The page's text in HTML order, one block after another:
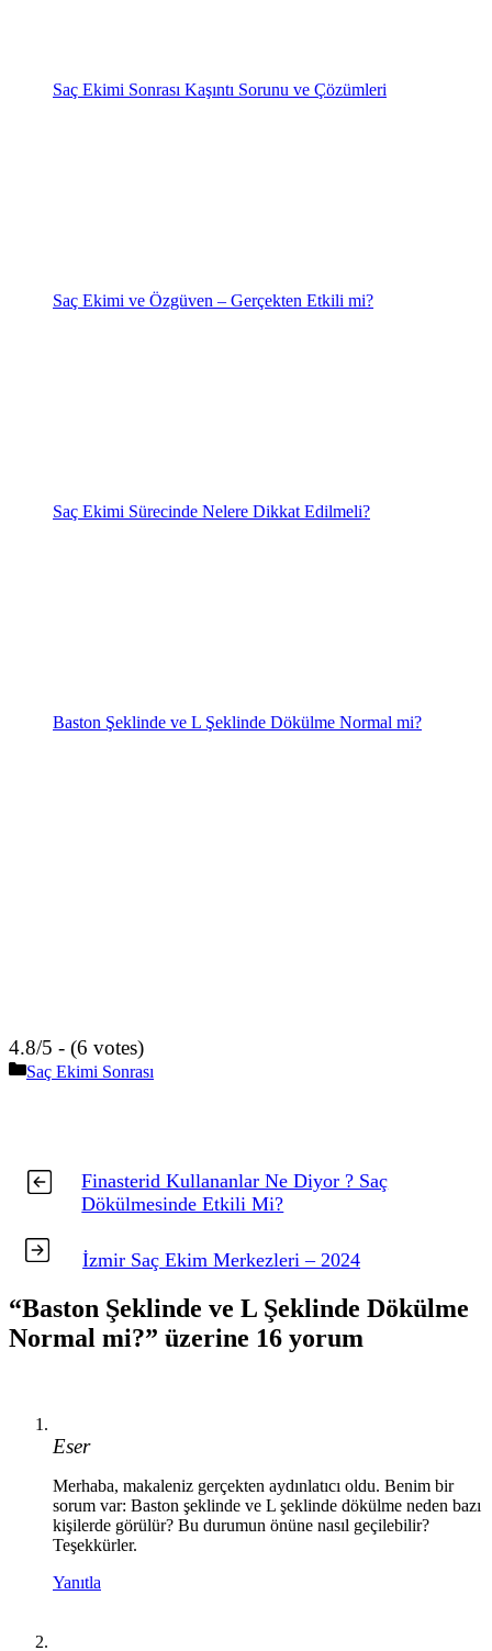
Saç Ekimi Sonrası Kaşıntı Sorunu ve Çözümleri
Saç Ekimi ve Özgüven – Gerçekten Etkili mi?
Saç Ekimi Sürecinde Nelere Dikkat Edilmeli?
Baston Şeklinde ve L Şeklinde Dökülme Normal mi?
4.8/5 - (6 votes)
Kategoriler
Saç Ekimi Sonrası
Finasterid Kullananlar Ne Diyor ? Saç
Dökülmesinde Etkili Mi?
İzmir Saç Ekim Merkezleri – 2024
“Baston Şeklinde ve L Şeklinde Dökülme
Normal mi?” üzerine 16 yorum
Eser
Merhaba, makaleniz gerçekten aydınlatıcı oldu. Benim bir
sorum var: Baston şeklinde ve L şeklinde dökülme neden bazı
kişilerde görülür? Bu durumun önüne nasıl geçilebilir?
Teşekkürler.
Yanıtla